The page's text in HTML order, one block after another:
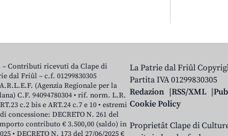
La Patrie dal Friûl
Partita IVA 01299830305
Redazion
RSS/XML
Cookie Policy
Proprietât Clape di
– Contributi ricevuti da Clape di
dal Friûl – c.f. 01299830305
(Agenzia Regionale per la
C.F. 94094780304 • rif. norm. L.R.
c.2 bis e ART.24 c.7 e 10 • estremi
concessione: DECRETO N. 261 del
contributo € 3.500,00 (saldo) in
• DECRETO N. 173 del 27/06/2025 €